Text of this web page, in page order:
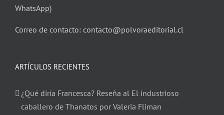
WhatsApp)
Correo de contacto: contacto@polvoraeditorial.cl
ARTÍCULOS RECIENTES
¿Qué diría Francesca? Reseña al El industrioso
caballero de Thanatos por Valeria Fliman